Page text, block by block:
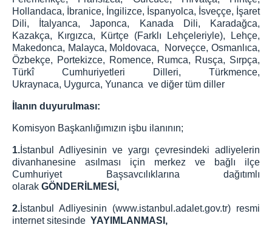
Hollandaca, İbranice, İngilizce, İspanyolca, İsveççe, İşaret
Dili, İtalyanca, Japonca, Kanada Dili, Karadağca,
Kazakça, Kırgızca, Kürtçe (Farklı Lehçeleriyle), Lehçe,
Makedonca, Malayca, Moldovaca, Norveçce, Osmanlıca,
Özbekçe, Portekizce, Romence, Rumca, Rusça, Sırpça,
Türkî Cumhuriyetleri Dilleri, Türkmence,
Ukraynaca, Uygurca, Yunanca ve diğer tüm diller
İlanın duyurulması:
Komisyon Başkanlığımızın işbu ilanının;
1. İstanbul Adliyesinin ve yargı çevresindeki adliyelerin
divanhanesine asılması için merkez ve bağlı ilçe
Cumhuriyet Başsavcılıklarına dağıtımlı
olarak GÖNDERİLMESİ,
2. İstanbul Adliyesinin (www.istanbul.adalet.gov.tr) resmi
internet sitesinde YAYIMLANMASI,